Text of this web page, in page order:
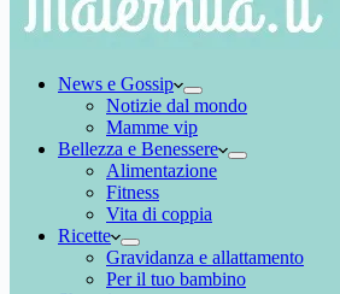
News e Gossip
Notizie dal mondo
Mamme vip
Bellezza e Benessere
Alimentazione
Fitness
Vita di coppia
Ricette
Gravidanza e allattamento
Per il tuo bambino